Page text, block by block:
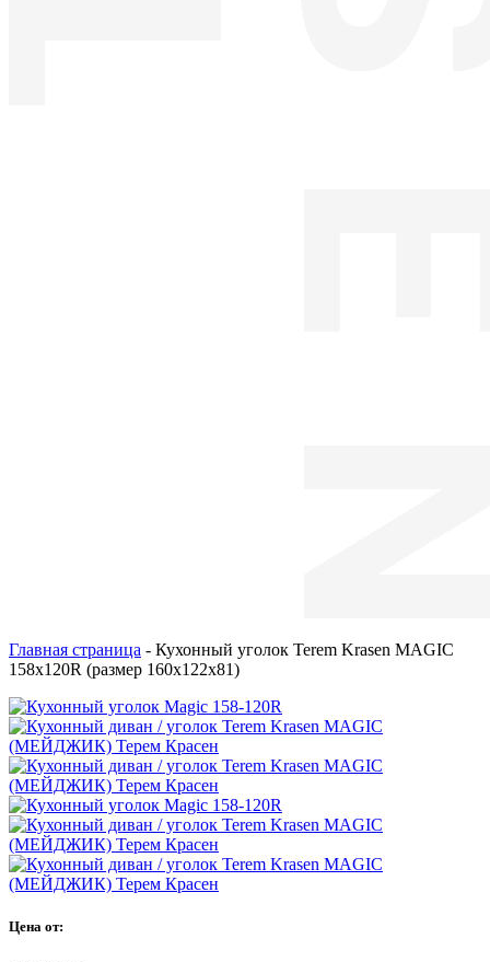
Главная страница - Кухонный уголок Terem Krasen MAGIC
158x120R (размер 160x122x81)
Цена от: